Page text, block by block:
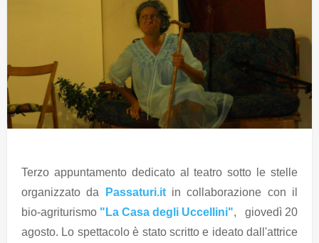
Terzo appuntamento dedicato al teatro sotto le stelle
organizzato da Passaturi.itin collaborazione con il
bio-agriturismo "La Casa degli Uccellini", giovedì 20
agosto. Lo spettacolo è stato scritto e ideato dall'attrice